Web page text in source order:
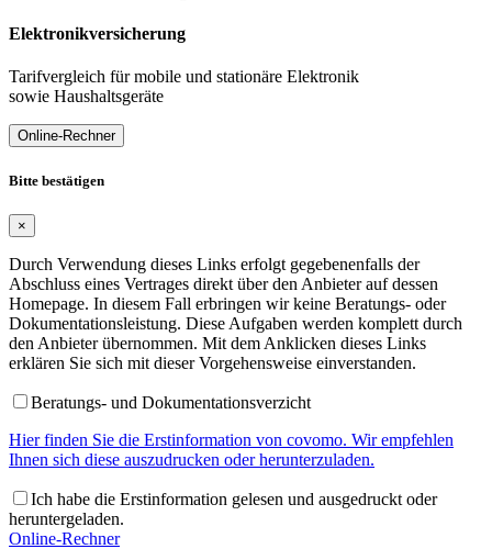
Elektronikversicherung
Tarifvergleich für mobile und stationäre Elektronik
sowie Haushaltsgeräte
Online-Rechner
Bitte bestätigen
×
Durch Verwendung dieses Links erfolgt gegebenenfalls der
Abschluss eines Vertrages direkt über den Anbieter auf dessen
Homepage. In diesem Fall erbringen wir keine Beratungs- oder
Dokumentationsleistung. Diese Aufgaben werden komplett durch
den Anbieter übernommen. Mit dem Anklicken dieses Links
erklären Sie sich mit dieser Vorgehensweise einverstanden.
Beratungs- und Dokumentationsverzicht
Hier finden Sie die Erstinformation von covomo. Wir empfehlen
Ihnen sich diese auszudrucken oder herunterzuladen.
Ich habe die Erstinformation gelesen und ausgedruckt oder
heruntergeladen.
Online-Rechner